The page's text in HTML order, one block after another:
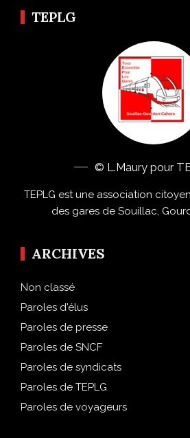
TEPLG
© L.Maury pour
TEPLG est une association
des gares de Souillac,
ARCHIVES
Non classé
Paroles d'élus
Paroles de presse
Paroles de SNCF
Paroles de syndicats
Paroles de TEPLG
Paroles de voyageurs